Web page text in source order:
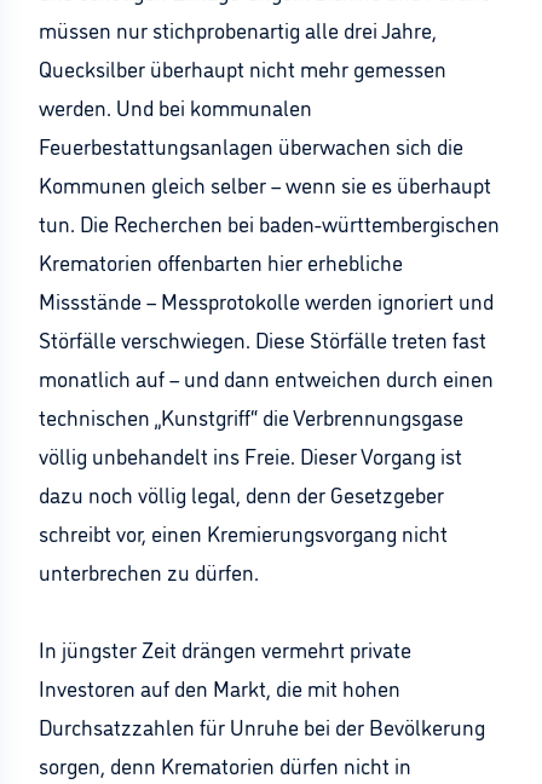
müssen nur stichprobenartig alle drei Jahre,
Quecksilber überhaupt nicht mehr gemessen
werden. Und bei kommunalen
Feuerbestattungsanlagen überwachen sich die
Kommunen gleich selber – wenn sie es überhaupt
tun. Die Recherchen bei baden-württembergischen
Krematorien offenbarten hier erhebliche
Missstände – Messprotokolle werden ignoriert und
Störfälle verschwiegen. Diese Störfälle treten fast
monatlich auf – und dann entweichen durch einen
technischen „Kunstgriff“ die Verbrennungsgase
völlig unbehandelt ins Freie. Dieser Vorgang ist
dazu noch völlig legal, denn der Gesetzgeber
schreibt vor, einen Kremierungsvorgang nicht
unterbrechen zu dürfen.
In jüngster Zeit drängen vermehrt private
Investoren auf den Markt, die mit hohen
Durchsatzzahlen für Unruhe bei der Bevölkerung
sorgen, denn Krematorien dürfen nicht in